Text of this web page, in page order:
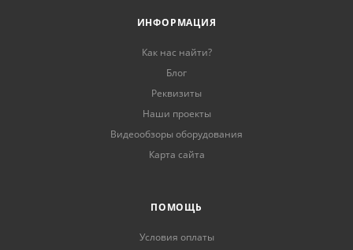
ИНФОРМАЦИЯ
Как нас найти?
Блог
Реквизиты
Наши проекты
Видеообзоры оборудования
Карта сайта
ПОМОЩЬ
Условия оплаты